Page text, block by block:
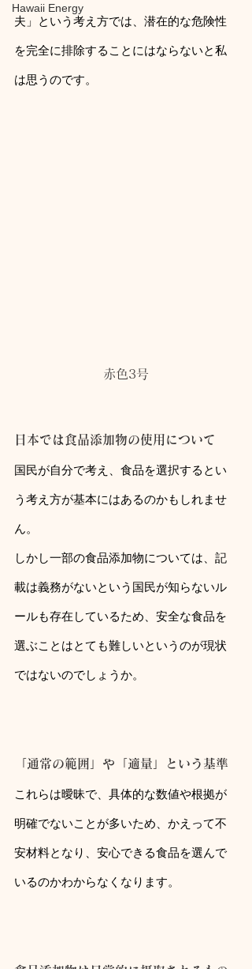
Hawaii Energy
夫」という考え方では、潜在的な危険性
を完全に排除することにはならないと私
は思うのです。
赤色3号
日本では食品添加物の使用について
国民が自分で考え、食品を選択するとい
う考え方が基本にはあるのかもしれませ
ん。
しかし一部の食品添加物については、記
載は義務がないという国民が知らないル
ールも存在しているため、安全な食品を
選ぶことはとても難しいというのが現状
ではないのでしょうか。
「通常の範囲」や「適量」という基準
これらは曖昧で、具体的な数値や根拠が
明確でないことが多いため、かえって不
安材料となり、安心できる食品を選んで
いるのかわからなくなります。